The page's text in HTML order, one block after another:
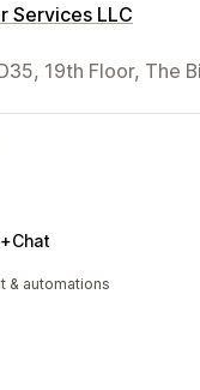
Services LLC
19th Floor, The
& automations